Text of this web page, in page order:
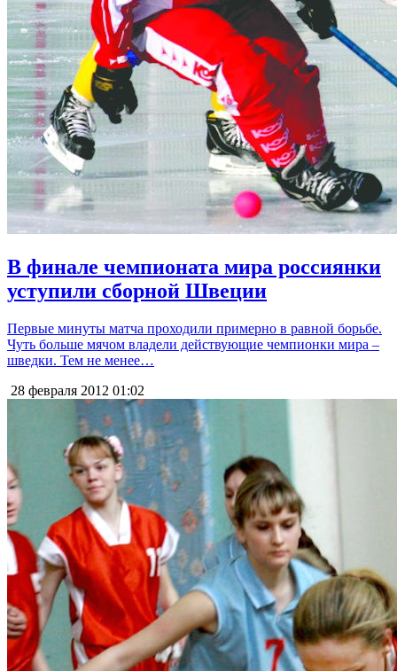
В финале чемпионата мира россиянки
уступили сборной Швеции
Первые минуты матча проходили примерно в равной борьбе.
Чуть больше мячом владели действующие чемпионки мира –
шведки. Тем не менее…
28 февраля 2012 01:02